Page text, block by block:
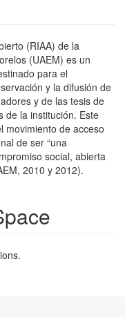
(RIAA) de la
(UAEM) es un
para el
y la difusión de
y de las tesis de
de la institución. Este
movimiento de acceso
de ser “una
social, abierta
2010 y 2012).